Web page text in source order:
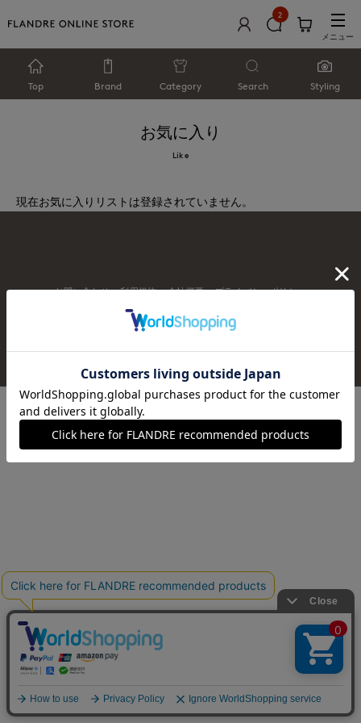
2
メニュー
Top Brand Category Search Styling
お気に入り
Like
現在お気に入りリストは登録されていません。
お問い合わせ 利用規約 会社概要 プライバシーポリシー
特定商取引・古物営業法に基づく表示
© FLANDRE CO., LTD.